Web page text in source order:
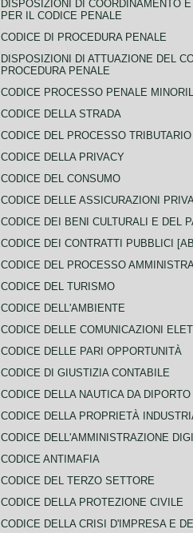
DISPOSIZIONI DI COORDINAMENTO
PER IL CODICE PENALE
CODICE DI PROCEDURA PENALE
DISPOSIZIONI DI ATTUAZIONE DEL
PROCEDURA PENALE
CODICE PROCESSO PENALE
CODICE DELLA STRADA
CODICE DEL PROCESSO TRIBUTARIO
CODICE DELLA PRIVACY
CODICE DEL CONSUMO
CODICE DELLE ASSICURAZIONI
CODICE DEI BENI CULTURALI E DEL
CODICE DEI CONTRATTI PUBBLICI
CODICE DEL PROCESSO
CODICE DEL TURISMO
CODICE DELL'AMBIENTE
CODICE DELLE COMUNICAZIONI
CODICE DELLE PARI OPPORTUNITÀ
CODICE DI GIUSTIZIA CONTABILE
CODICE DELLA NAUTICA DA DIPORTO
CODICE DELLA PROPRIETÀ
CODICE DELL'AMMINISTRAZIONE
CODICE ANTIMAFIA
CODICE DEL TERZO SETTORE
CODICE DELLA PROTEZIONE CIVILE
CODICE DELLA CRISI D'IMPRESA E